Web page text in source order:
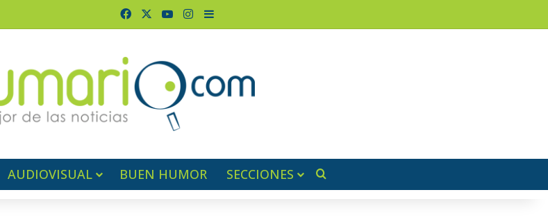
FacebookYouTubeInstagram
Barra lateral
AUDIOVISUAL BUEN HUMOR SECCIONES